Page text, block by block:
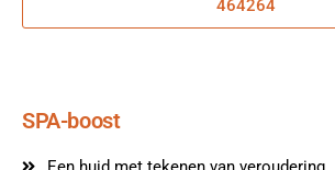
464264
SPA-boost